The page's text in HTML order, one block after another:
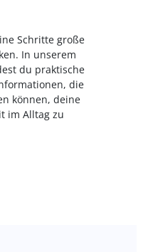
Schritte große
In unserem
du praktische
die
können, deine
im Alltag zu